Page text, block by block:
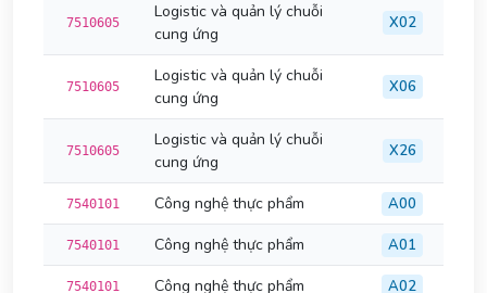
7510605
Logistic và quản lý chuỗi
cung ứng
X02
7510605
Logistic và quản lý chuỗi
cung ứng
X06
7510605
Logistic và quản lý chuỗi
cung ứng
X26
7540101 Công nghệ thực phẩm A00
7540101 Công nghệ thực phẩm A01
7540101 Công nghệ thực phẩm A02